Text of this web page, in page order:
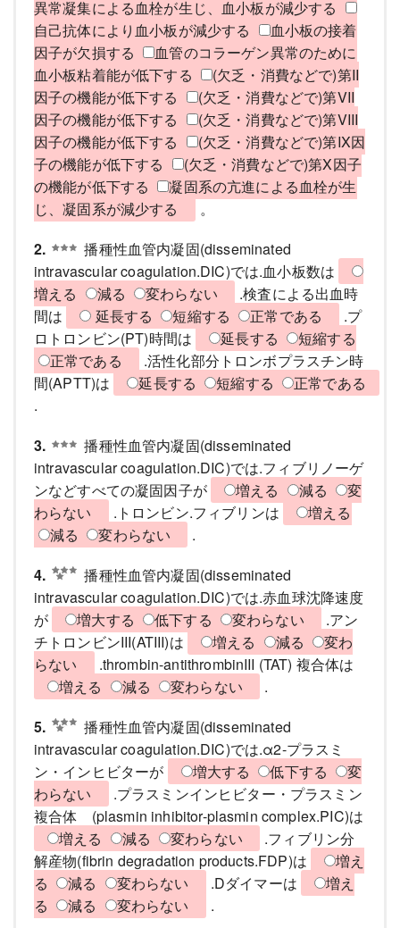
異常凝集による血栓が生じ、血小板が減少する
自己抗体により血小板が減少する
血小板の接着
因子が欠損する
血管のコラーゲン異常のために
血小板粘着能が低下する
(欠乏・消費などで)第II
因子の機能が低下する
(欠乏・消費などで)第VII
因子の機能が低下する
(欠乏・消費などで)第VIII
因子の機能が低下する
(欠乏・消費などで)第IX因
子の機能が低下する
(欠乏・消費などで)第X因子
の機能が低下する
凝固系の亢進による血栓が生
じ、凝固系が減少する
。
2.
播種性血管内凝固(disseminated
intravascular coagulation.DIC)では.血小板数は
増える
減る 変わらない
.検査による出血時
間は
延長する 短縮する 正常である
.プ
ロトロンビン(PT)時間は
延長する
短縮する
正常である
.活性化部分トロンボプラスチン時
間(APTT)は
延長する 短縮する
正常である
.
3.
播種性血管内凝固(disseminated
intravascular coagulation.DIC)では.フィブリノーゲ
ンなどすべての凝固因子が
増える 減る
変
わらない
.トロンビン.フィブリンは
増える
減る
変わらない
.
4.
播種性血管内凝固(disseminated
intravascular coagulation.DIC)では.赤血球沈降速度
が
増大する 低下する 変わらない
.アン
チトロンビンIII(ATIII)は
増える 減る
変わ
らない
.thrombin-antithrombinIII (TAT) 複合体は
増える
減る 変わらない
.
5.
播種性血管内凝固(disseminated
intravascular coagulation.DIC)では.α2-プラスミ
ン・インヒビターが
増大する 低下する
変
わらない
.プラスミンインヒビター・プラスミン
複合体 (plasmin inhibitor-plasmin complex.PIC)は
増える
減る 変わらない
.フィブリン分
解産物(fibrin degradation products.FDP)は
増え
る
減る 変わらない .Dダイマーは
増え
る
減る 変わらない .